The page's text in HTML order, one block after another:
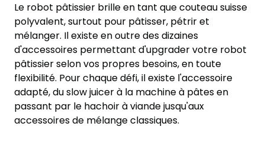
Le robot pâtissier brille en tant que couteau suisse
polyvalent, surtout pour pâtisser, pétrir et
mélanger. Il existe en outre des dizaines
d'accessoires permettant d'upgrader votre robot
pâtissier selon vos propres besoins, en toute
flexibilité. Pour chaque défi, il existe l'accessoire
adapté, du slow juicer à la machine à pâtes en
passant par le hachoir à viande jusqu'aux
accessoires de mélange classiques.